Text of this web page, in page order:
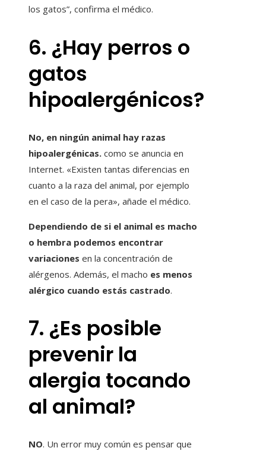
los gatos”, confirma el médico.
6. ¿Hay perros o
gatos
hipoalergénicos?
No, en ningún animal hay razas
hipoalergénicas. como se anuncia en
Internet. «Existen tantas diferencias en
cuanto a la raza del animal, por ejemplo
en el caso de la pera», añade el médico.
Dependiendo de si el animal es macho
o hembra podemos encontrar
variaciones en la concentración de
alérgenos. Además, el macho es menos
alérgico cuando estás castrado.
7. ¿Es posible
prevenir la
alergia tocando
al animal?
NO. Un error muy común es pensar que